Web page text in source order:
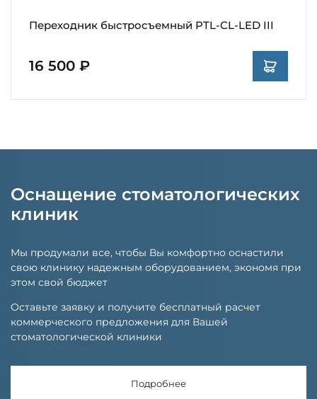
Переходник быстросъемный PTL-CL-LED III
16 500 ₽
Оснащение стоматологических
клиник
Мы продумали все, чтобы Вы комфортно оснастили
свою клинику надежным оборудованием, экономя при
этом свой бюджет
Оставьте заявку и получите бесплатный расчет
коммерческого предложения для Вашей
стоматологической клиники
Подробнее